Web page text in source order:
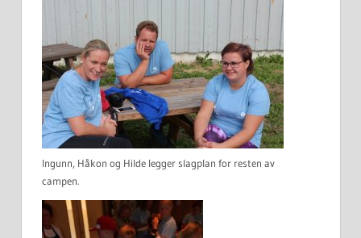
Ingunn, Håkon og Hilde legger slagplan for resten av
campen.